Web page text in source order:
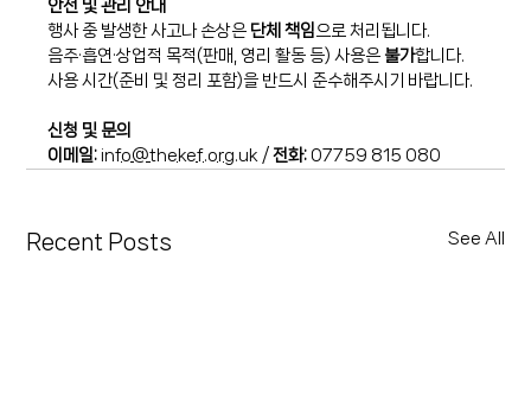
안전 및 관리 안내
행사 중 발생한 사고나 손상은 단체 책임으로 처리됩니다.
음주·흡연·상업적 목적(판매, 영리 활동 등) 사용은 불가합니다.
사용 시간(준비 및 정리 포함)을 반드시 준수해주시기 바랍니다.
신청 및 문의
이메일: info@thekef.org.uk / 전화: 07759 815 080
Recent Posts See All